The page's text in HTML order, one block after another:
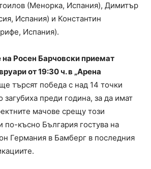
(Менорка, Испания), Димитър
Испания) и Константин
Испания).
на Росен Барчовски приемат
от 19:30 ч. в „Арена
търсят победа с над 14 точки
загубиха преди година, за да имат
мачове срещу този
по-късно България гостува на
Германия в Бамберг в последния